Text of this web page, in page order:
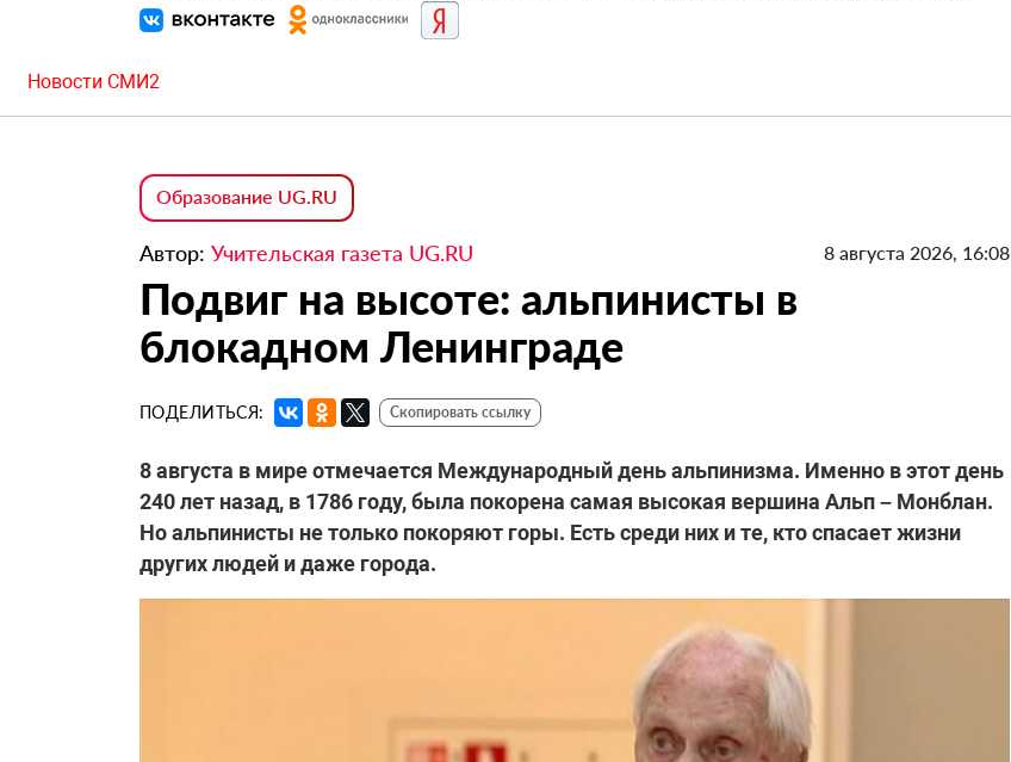
Новости СМИ2
Образование UG.RU
Автор: Учительская газета UG.RU 8 августа 2026, 16:08
Подвиг на высоте: альпинисты в
блокадном Ленинграде
ПОДЕЛИТЬСЯ: Скопировать ссылку
8 августа в мире отмечается Международный день альпинизма. Именно в этот день
240 лет назад, в 1786 году, была покорена самая высокая вершина Альп – Монблан.
Но альпинисты не только покоряют горы. Есть среди них и те, кто спасает жизни
других людей и даже города.